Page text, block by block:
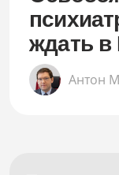
Антон
ждать